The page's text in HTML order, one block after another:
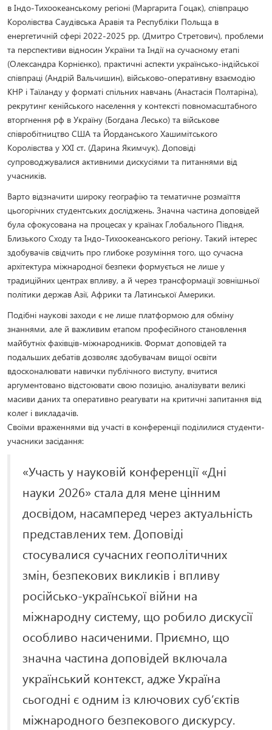
в Індо-Тихоокеанському регіоні (Маргарита Гоцак), співпрацю
Королівства Саудівська Аравія та Республіки Польща в
енергетичній сфері 2022-2025 рр. (Дмитро Стретович), проблеми
та перспективи відносин України та Індії на сучасному етапі
(Олександра Корнієнко), практичні аспекти українсько-індійської
співпраці (Андрій Вальчишин), військово-оперативну взаємодію
КНР і Таїланду у форматі спільних навчань (Анастасія Полтаріна),
рекрутинг кенійського населення у контексті повномасштабного
вторгнення рф в Україну (Богдана Лесько) та військове
співробітництво США та Йорданського Хашимітського
Королівства у ХХІ ст. (Дарина Якимчук). Доповіді
супроводжувалися активними дискусіями та питаннями від
учасників.
Варто відзначити широку географію та тематичне розмаїття
цьогорічних студентських досліджень. Значна частина доповідей
була сфокусована на процесах у країнах Глобального Півдня,
Близького Сходу та Індо-Тихоокеанського регіону. Такий інтерес
здобувачів свідчить про глибоке розуміння того, що сучасна
архітектура міжнародної безпеки формується не лише у
традиційних центрах впливу, а й через трансформації зовнішньої
політики держав Азії, Африки та Латинської Америки.
Подібні наукові заходи є не лише платформою для обміну
знаннями, але й важливим етапом професійного становлення
майбутніх фахівців-міжнародників. Формат доповідей та
подальших дебатів дозволяє здобувачам вищої освіти
вдосконалювати навички публічного виступу, вчитися
аргументовано відстоювати свою позицію, аналізувати великі
масиви даних та оперативно реагувати на критичні запитання від
колег і викладачів.
Своїми враженнями від участі в конференції поділилися студенти-
учасники засідання:
«Участь у науковій конференції «Дні
науки 2026» стала для мене цінним
досвідом, насамперед через актуальність
представлених тем. Доповіді
стосувалися сучасних геополітичних
змін, безпекових викликів і впливу
російсько-української війни на
міжнародну систему, що робило дискусії
особливо насиченими. Приємно, що
значна частина доповідей включала
український контекст, адже Україна
сьогодні є одним із ключових субʼєктів
міжнародного безпекового дискурсу.